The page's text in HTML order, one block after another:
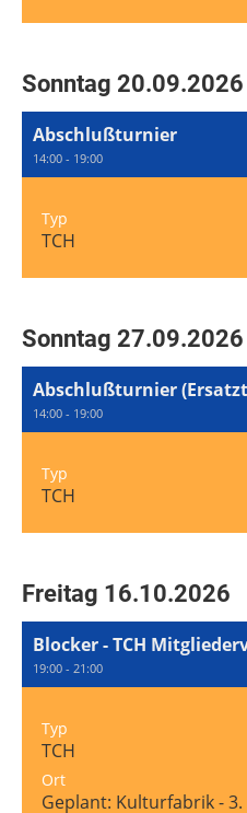
Sonntag 20.09.2026
Abschlußturnier
14:00 - 19:00
Typ
TCH
Sonntag 27.09.2026
Abschlußturnier
14:00 - 19:00
Typ
TCH
Freitag 16.10.2026
Blocker - TCH
19:00 - 21:00
Typ
TCH
Ort
Geplant: Kulturfabrik - 3.